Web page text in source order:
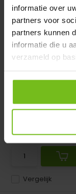
informatie over
partners voor
partners kunnen
informatie die u
verzameld op
met bal naar ...
met bal naar
Vergelijk
Op voorraad
€ 19,95